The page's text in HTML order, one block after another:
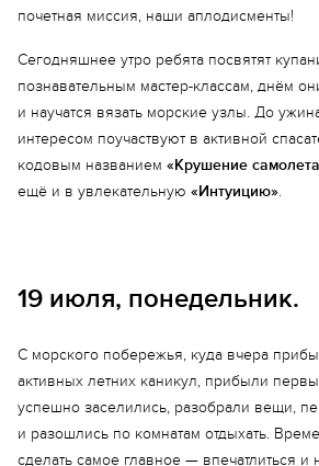
почетная миссия, наши аплодисменты!
Сегодняшнее утро ребята посвятят
познавательным мастер-классам, днём
и научатся вязать морские узлы. До
интересом поучаствуют в активной
кодовым названием «Крушение
ещё и в увлекательную «Интуицию».
19 июля, понедельник.
С морского побережья, куда вчера
активных летних каникул, прибыли
успешно заселились, разобрали вещи,
и разошлись по комнатам отдыхать.
сделать самое главное — впечатлиться и